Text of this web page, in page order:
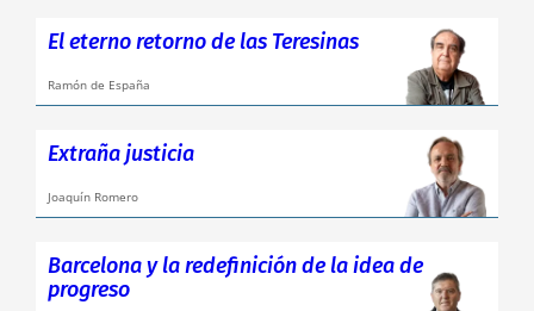
El eterno retorno de las Teresinas
Ramón de España
Extraña justicia
Joaquín Romero
Barcelona y la redefinición de la idea de
progreso